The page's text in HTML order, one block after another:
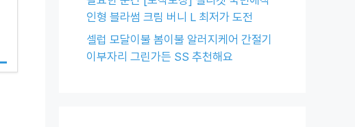
인형 블라썸 크림 버니 L 최저가 도전
셀럽 모달이불 봄이불 알러지케어 간절기
이부자리 그린가든 SS 추천해요